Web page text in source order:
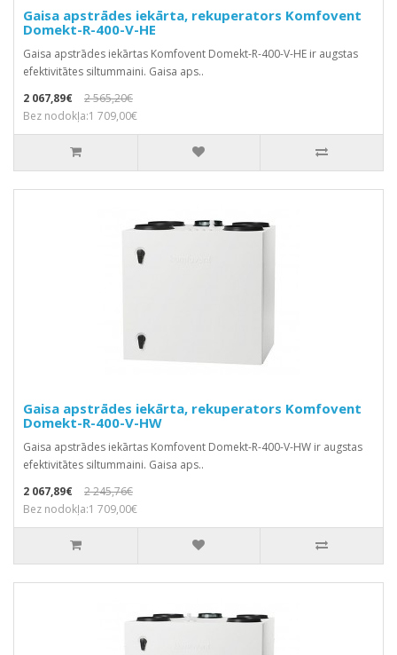
Gaisa apstrādes iekārta, rekuperators Komfovent
Domekt-R-400-V-HE
Gaisa apstrādes iekārtas Komfovent Domekt-R-400-V-HE ir augstas
efektivitātes siltummaini. Gaisa aps..
2 067,89€
2 565,20€
Bez nodokļa:1 709,00€
Gaisa apstrādes iekārta, rekuperators Komfovent
Domekt-R-400-V-HW
Gaisa apstrādes iekārtas Komfovent Domekt-R-400-V-HW ir augstas
efektivitātes siltummaini. Gaisa aps..
2 067,89€
2 245,76€
Bez nodokļa:1 709,00€